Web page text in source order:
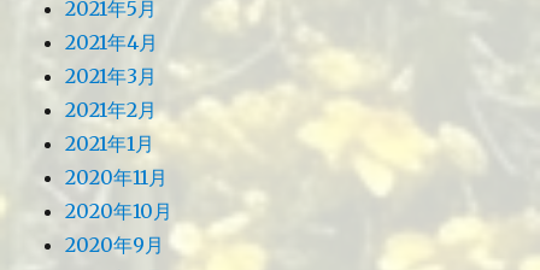
2021年5月
2021年4月
2021年3月
2021年2月
2021年1月
2020年11月
2020年10月
2020年9月